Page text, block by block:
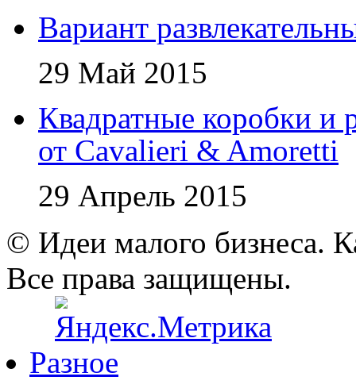
Вариант
29 Май 2015
Квадратные коробки и
от Cavalieri & Amoretti
29 Апрель 2015
© Идеи малого бизнеса.
Все права защищены.
Разное